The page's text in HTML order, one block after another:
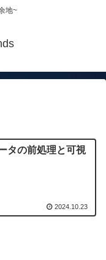
地~
タの前処理と可視
2024.10.23